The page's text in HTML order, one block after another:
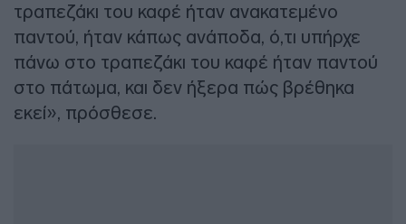
τραπεζάκι του καφέ ήταν ανακατεμένο
παντού, ήταν κάπως ανάποδα, ό,τι υπήρχε
πάνω στο τραπεζάκι του καφέ ήταν παντού
στο πάτωμα, και δεν ήξερα πώς βρέθηκα
εκεί», πρόσθεσε.